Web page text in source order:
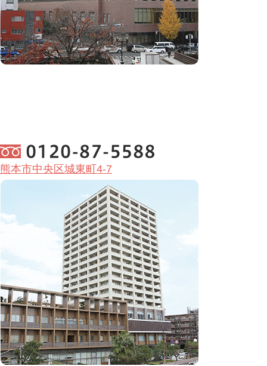
熊本市中央区城東町4-7